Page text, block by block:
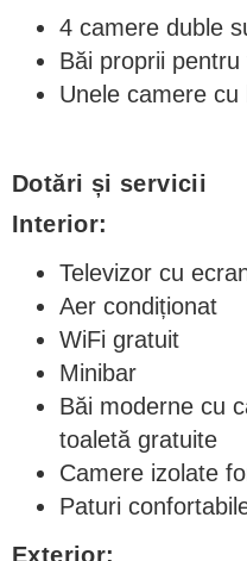
4 camere duble
Băi proprii
Unele camere cu
Dotări și servicii
Interior:
Televizor cu
Aer condiționat
WiFi gratuit
Minibar
Băi moderne cu
toaletă gratuite
Camere izolate
Paturi
Exterior: